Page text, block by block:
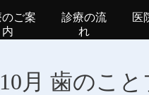
ご案
内
診療の流
れ
医
10月 歯のこ